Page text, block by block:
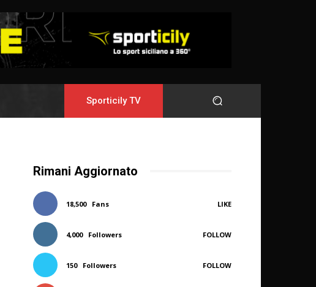
Sporticily TV
Rimani Aggiornato
18,500 Fans LIKE
4,000 Followers FOLLOW
150 Followers FOLLOW